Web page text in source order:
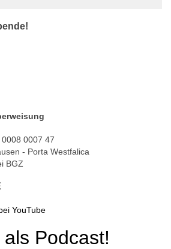
0007 47
- Porta Westfalica
BGZ
Podcast!